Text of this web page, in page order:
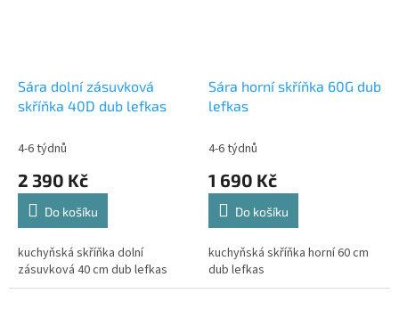
Sára dolní zásuvková
skříňka 40D dub lefkas
4-6 týdnů
2 390 Kč
Do košíku
kuchyňská skříňka dolní
zásuvková 40 cm dub lefkas
Sára horní skříňka 60G dub
lefkas
4-6 týdnů
1 690 Kč
Do košíku
kuchyňská skříňka horní 60 cm
dub lefkas